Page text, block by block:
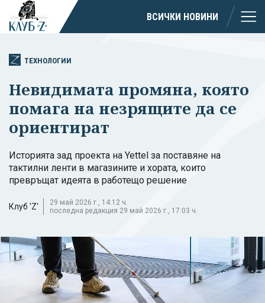
ВСИЧКИ НОВИНИ
ТЕХНОЛОГИИ
Невидимата промяна, която
помага на незрящите да се
ориентират
Историята зад проекта на Yettel за поставяне на
тактилни ленти в магазините и хората, които
превръщат идеята в работещо решение
Клуб 'Z'
29 май 2026 г., 14:12 ч.
последна редакция 29 май 2026 г., 17:03 ч.